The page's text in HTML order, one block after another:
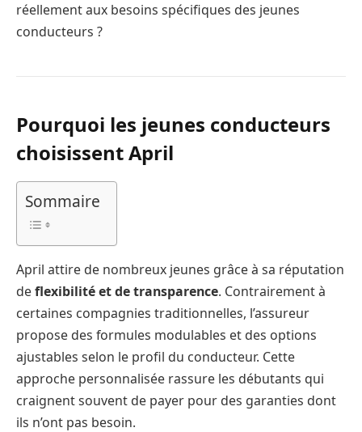
réellement aux besoins spécifiques des jeunes
conducteurs ?
Pourquoi les jeunes conducteurs
choisissent April
Sommaire
April attire de nombreux jeunes grâce à sa réputation
deflexibilité et de transparence. Contrairement à
certaines compagnies traditionnelles, l’assureur
propose des formules modulables et des options
ajustables selon le profil du conducteur. Cette
approche personnalisée rassure les débutants qui
craignent souvent de payer pour des garanties dont
ils n’ont pas besoin.